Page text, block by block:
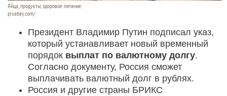
Яйца, продукты, здоровое питание.
pixabay.com/
Президент Владимир Путин подписал указ,
который устанавливает новый временный
порядок выплат по валютному долгу.
Согласно документу, Россия сможет
выплачивать валютный долг в рублях.
Россия и другие страны БРИКС